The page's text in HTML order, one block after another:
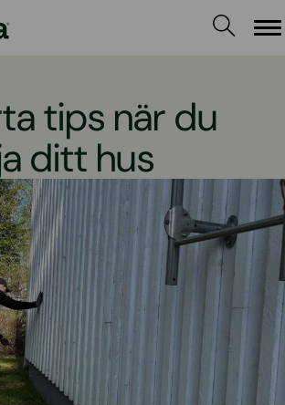
tips när du
ditt hus